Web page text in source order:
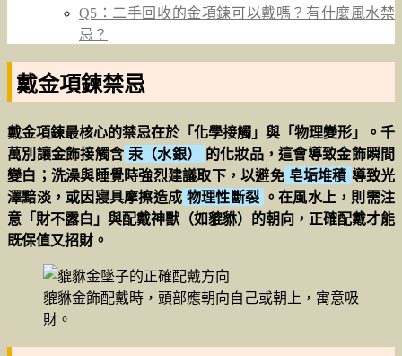
Q5：二手回收的金項鍊可以戴嗎？有什麼風水禁
忌？
戴金項鍊禁忌
戴金項鍊最核心的禁忌在於「化學接觸」與「物理變形」。千
萬別讓金飾接觸含 汞（水銀）
的化妝品，這會導致金飾瞬間
變白；洗澡與睡覺時強烈建議取下，以避免 皂垢堆積 導致光
澤黯淡，或因寢具摩擦造成 物理性斷裂 。在風水上，則需注
意「財不露白」與配戴神獸（如貔貅）的朝向，正確配戴才能
既保值又招財。
貔貅金飾配戴時，頭部應朝向自己或朝上，寓意吸
財。